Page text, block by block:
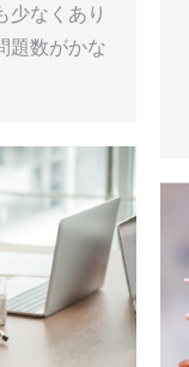
少なくあり
題数がかな